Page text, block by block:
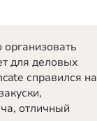
для деловых
справился на
отличный